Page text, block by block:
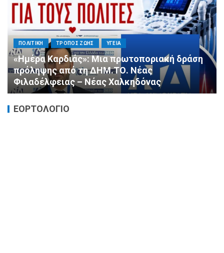
ΠΟΛΙΤΙΚΗ ΤΡΟΠΟΣ ΖΩΗΣ ΥΓΕΙΑ
«Ημέρα Καρδιάς»: Μια πρωτοποριακή δράση
πρόληψης από τη ΔΗΜ.ΤΟ. Νέας
Φιλαδέλφειας – Νέας Χαλκηδόνας
ΕΟΡΤΟΛΟΓΙΟ